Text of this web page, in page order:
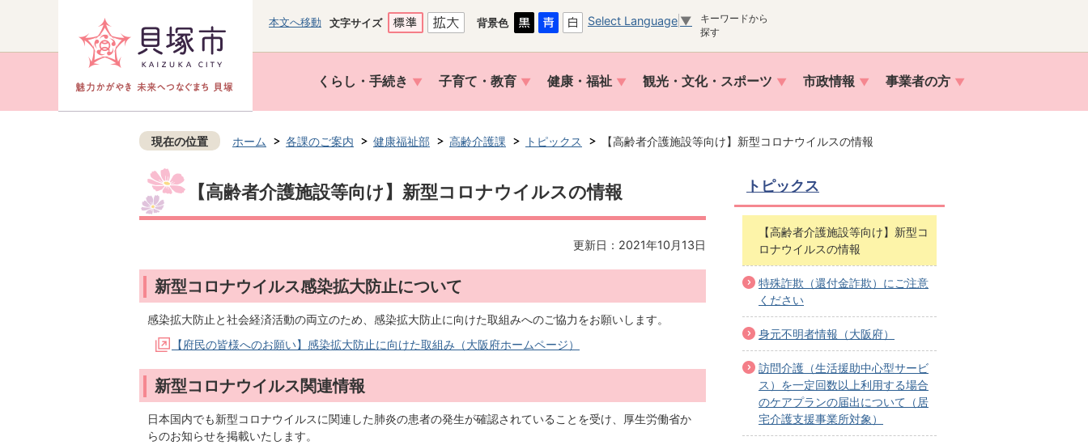
本文へ移動 文字サイズ 背景色 Select Language ▼
キーワードから
探す
くらし・手続き 子育て・教育 健康・福祉 観光・文化・スポーツ 市政情報 事業者の方
現在の位置 ホーム 各課のご案内 健康福祉部 高齢介護課 トピックス 【高齢者介護施設等向け】新型コロナウイルスの情報
【高齢者介護施設等向け】新型コロナウイルスの情報
更新日：2021年10月13日
新型コロナウイルス感染拡大防止について
感染拡大防止と社会経済活動の両立のため、感染拡大防止に向けた取組みへのご協力をお願いします。
【府民の皆様へのお願い】感染拡大防止に向けた取組み（大阪府ホームページ）
新型コロナウイルス関連情報
日本国内でも新型コロナウイルスに関連した肺炎の患者の発生が確認されていることを受け、厚生労働省か
らのお知らせを掲載いたします。
トピックス
【高齢者介護施設等向け】新型コ
ロナウイルスの情報
特殊詐欺（還付金詐欺）にご注意
ください
身元不明者情報（大阪府）
訪問介護（生活援助中心型サービ
ス）を一定回数以上利用する場合
のケアプランの届出について（居
宅介護支援事業所対象）